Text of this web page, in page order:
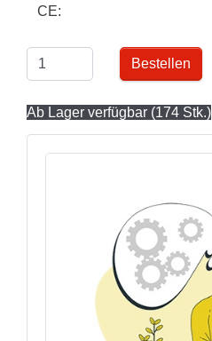
CE:
Bestellen
Ab Lager verfügbar (174 Stk.)